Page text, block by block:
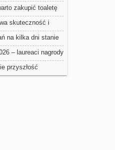
zakupić toaletę
skuteczność i
ociepleń
na kilka dni stanie
– laureaci nagrody
przyszłość